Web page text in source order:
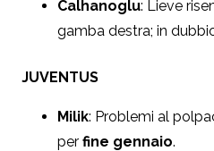
Calhanoglu: Lieve
gamba destra; in
JUVENTUS
Milik: Problemi al
per fine gennaio.